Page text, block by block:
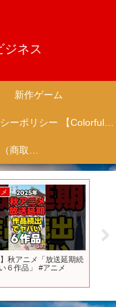
ジネス
新作ゲーム
プライバシーポリシー 【Colorful Creation】
特定商取引法に基づく表記（商取引に関する開示）
】秋アニメ「放送延期続
６作品」 #アニメ